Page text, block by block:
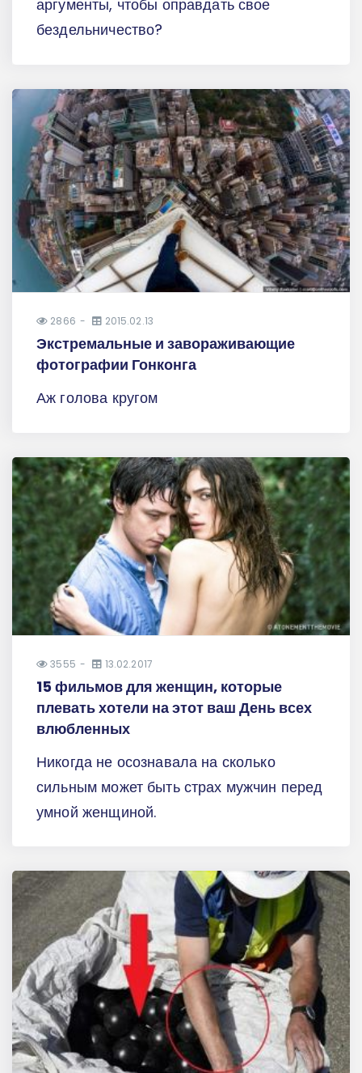
аргументы, чтобы оправдать свое
бездельничество?
2866 2015.02.13
Экстремальные и завораживающие
фотографии Гонконга
Аж голова кругом
3555 13.02.2017
15 фильмов для женщин, которые
плевать хотели на этот ваш День всех
влюбленных
Никогда не осознавала на сколько
сильным может быть страх мужчин перед
умной женщиной.